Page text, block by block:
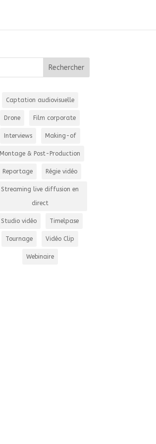
Captation audiovisuelle
Drone Film corporate
Interviews Making-of
Montage & Post-Production
Reportage Régie vidéo
Streaming live diffusion en
direct
Studio vidéo Timelpase
Tournage Vidéo Clip
Webinaire